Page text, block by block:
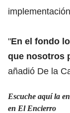
"En el fondo
que nosotros
añadió De la
Escuche aquí la
en El Encierro